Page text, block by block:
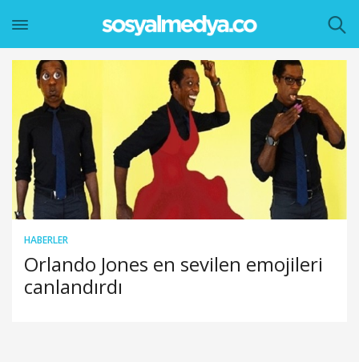
HABERLER
Orlando Jones en sevilen emojileri
canlandırdı